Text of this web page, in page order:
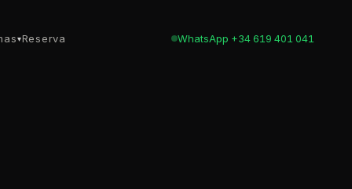
▾Reserva WhatsApp +34 619 401 041